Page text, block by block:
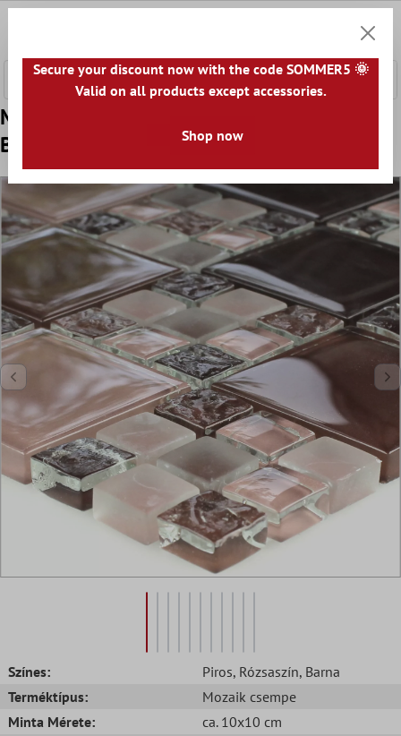
Minta tól től Mozaik Csempe Üveg
Bordeaux Mix
Színes: Piros, Rózsaszín, Barna
Terméktípus:
Mozaik csempe
Minta Mérete:
ca. 10x10 cm
Secure your discount now with the code SOMMER5 🌞
Valid on all products except accessories.
Shop now